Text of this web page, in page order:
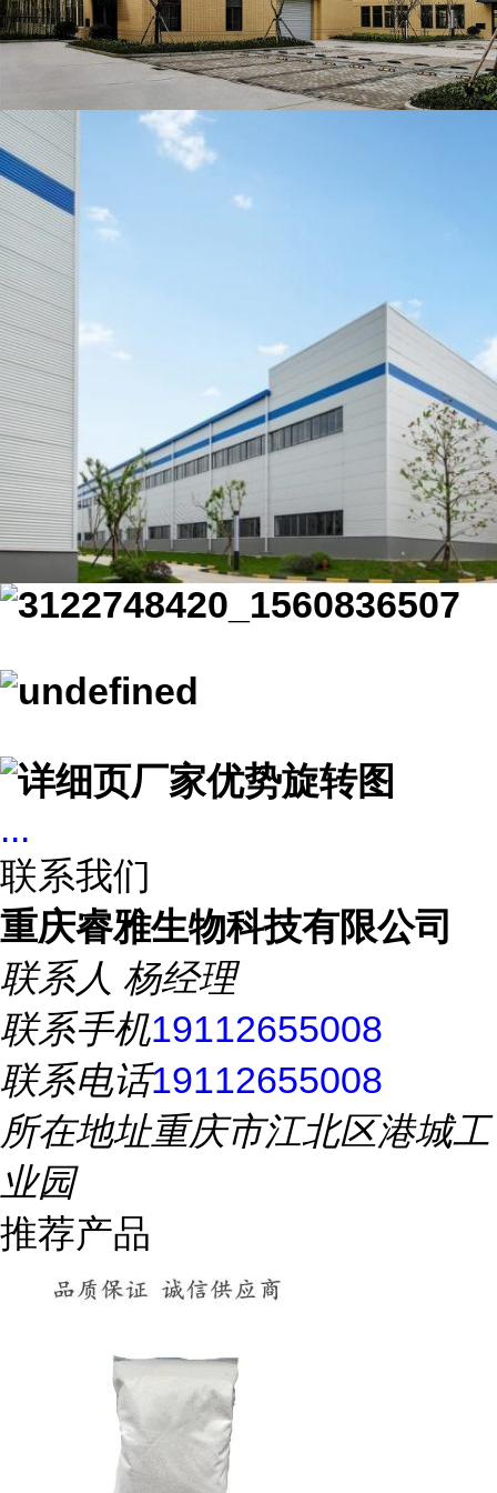
...
联系我们
重庆睿雅生物科技有限公司
联系人 杨经理
联系手机19112655008
联系电话19112655008
所在地址重庆市江北区港城工
业园
推荐产品